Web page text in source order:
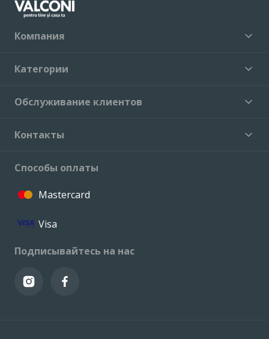
Компания
Категории
Обслуживание клиентов
Контакты
Способы оплаты
Mastercard
Visa
Подписывайтесь на нас